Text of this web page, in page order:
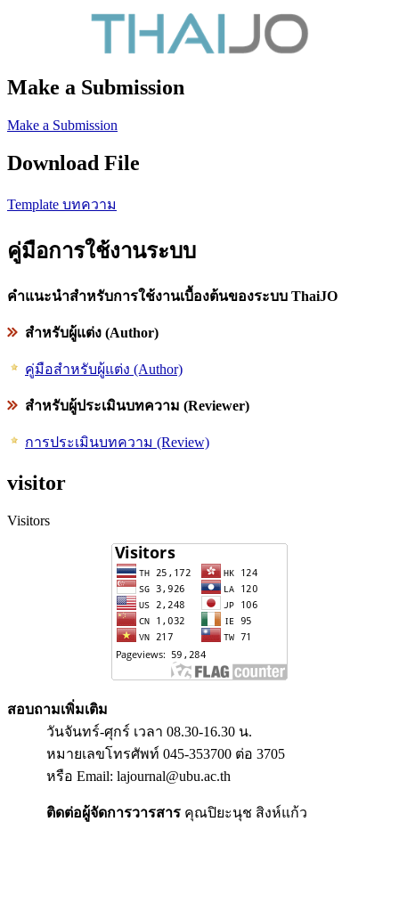
Make a Submission
Make a Submission
Download File
Template บทความ
คู่มือการใช้งานระบบ
คำแนะนำสำหรับการใช้งานเบื้องต้นของระบบ ThaiJO
สำหรับผู้แต่ง (Author)
คู่มือสำหรับผู้แต่ง (Author)
สำหรับผู้ประเมินบทความ (Reviewer)
การประเมินบทความ (Review)
visitor
Visitors
สอบถามเพิ่มเติม
วันจันทร์-ศุกร์ เวลา 08.30-16.30 น.
หมายเลขโทรศัพท์ 045-353700 ต่อ 3705
หรือ Email: lajournal@ubu.ac.th
ติดต่อผู้จัดการวารสาร คุณปิยะนุช สิงห์แก้ว